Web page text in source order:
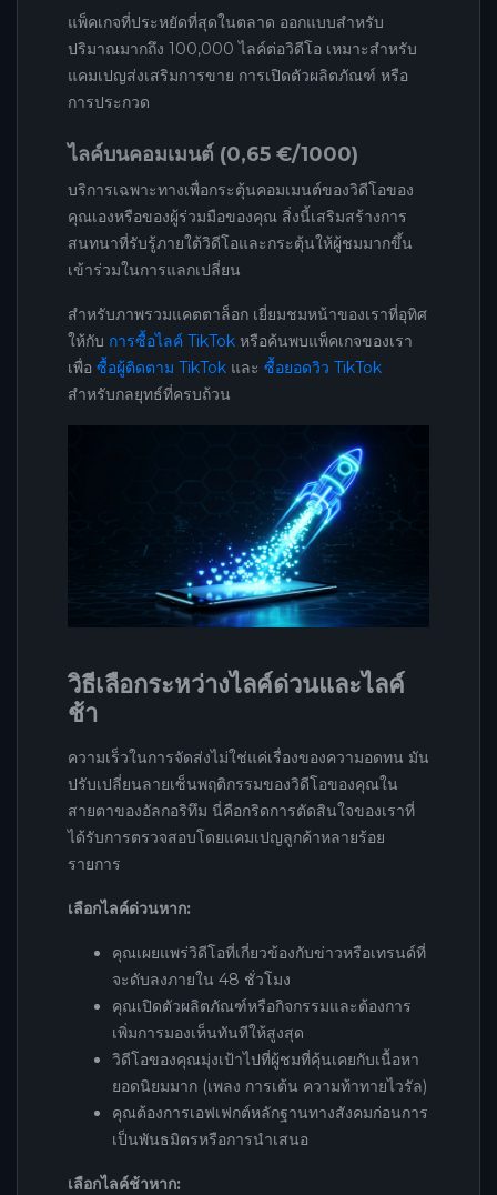
แพ็คเกจที่ประหยัดที่สุดในตลาด ออกแบบสำหรับ
ปริมาณมากถึง 100,000 ไลค์ต่อวิดีโอ เหมาะสำหรับ
แคมเปญส่งเสริมการขาย การเปิดตัวผลิตภัณฑ์ หรือ
การประกวด
ไลค์บนคอมเมนต์ (0,65 €/1000)
บริการเฉพาะทางเพื่อกระตุ้นคอมเมนต์ของวิดีโอของ
คุณเองหรือของผู้ร่วมมือของคุณ สิ่งนี้เสริมสร้างการ
สนทนาที่รับรู้ภายใต้วิดีโอและกระตุ้นให้ผู้ชมมากขึ้น
เข้าร่วมในการแลกเปลี่ยน
สำหรับภาพรวมแคตตาล็อก เยี่ยมชมหน้าของเราที่อุทิศ
ให้กับ การซื้อไลค์ TikTok หรือค้นพบแพ็คเกจของเรา
เพื่อ ซื้อผู้ติดตาม TikTok และ ซื้อยอดวิว TikTok
สำหรับกลยุทธ์ที่ครบถ้วน
วิธีเลือกระหว่างไลค์ด่วนและไลค์
ช้า
ความเร็วในการจัดส่งไม่ใช่แค่เรื่องของความอดทน มัน
ปรับเปลี่ยนลายเซ็นพฤติกรรมของวิดีโอของคุณใน
สายตาของอัลกอริทึม นี่คือกริดการตัดสินใจของเราที่
ได้รับการตรวจสอบโดยแคมเปญลูกค้าหลายร้อย
รายการ
เลือกไลค์ด่วนหาก:
คุณเผยแพร่วิดีโอที่เกี่ยวข้องกับข่าวหรือเทรนด์ที่
จะดับลงภายใน 48 ชั่วโมง
คุณเปิดตัวผลิตภัณฑ์หรือกิจกรรมและต้องการ
เพิ่มการมองเห็นทันทีให้สูงสุด
วิดีโอของคุณมุ่งเป้าไปที่ผู้ชมที่คุ้นเคยกับเนื้อหา
ยอดนิยมมาก (เพลง การเต้น ความท้าทายไวรัล)
คุณต้องการเอฟเฟกต์หลักฐานทางสังคมก่อนการ
เป็นพันธมิตรหรือการนำเสนอ
เลือกไลค์ช้าหาก: